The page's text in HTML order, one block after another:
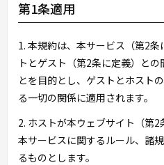
第1条適用
1. 本規約は、本サービス（第2
トとゲスト（第2条に定義）と
とを目的とし、ゲストとホスト
る一切の関係に適用されます。
2. ホストが本ウェブサイト（第
本サービスに関するルール、諸
るものとします。